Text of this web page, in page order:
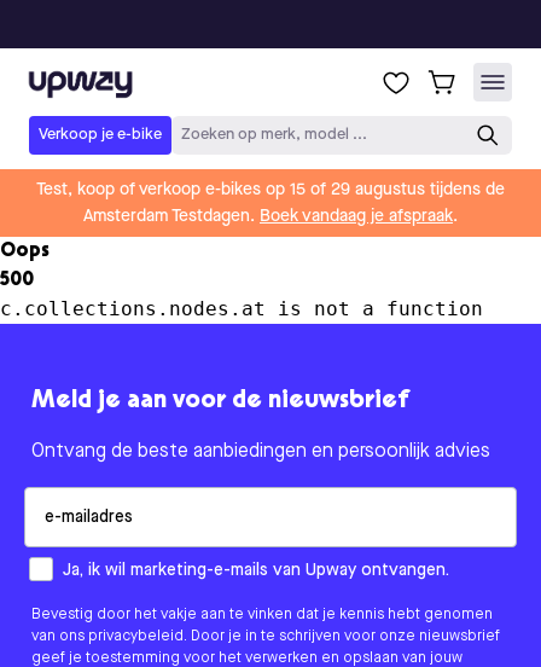
Upway
Verkoop je e-bike Zoeken op merk, model ...
Test, koop of verkoop e-bikes op 15 of 29 augustus tijdens de
Amsterdam Testdagen. Boek vandaag je afspraak.
Oops
500
c.collections.nodes.at is not a function
Meld je aan voor de nieuwsbrief
Ontvang de beste aanbiedingen en persoonlijk advies
How would you like to hear from us?
Ja, ik wil marketing-e-mails van Upway ontvangen.
Bevestig door het vakje aan te vinken dat je kennis hebt genomen
van ons privacybeleid. Door je in te schrijven voor onze nieuwsbrief
geef je toestemming voor het verwerken en opslaan van jouw